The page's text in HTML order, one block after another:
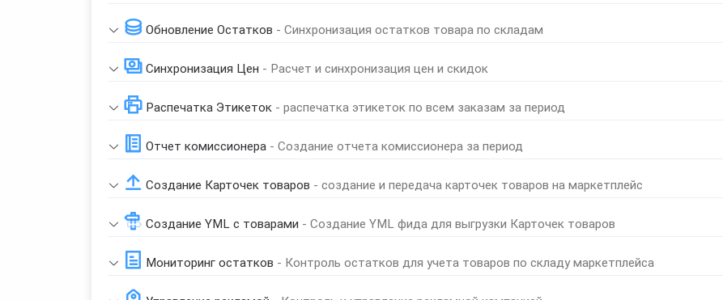
Обновление Остатков - Синхронизация остатков товара по складам
Синхронизация Цен - Расчет и синхронизация цен и скидок
Распечатка Этикеток - распечатка этикеток по всем заказам за период
Отчет комиссионера - Создание отчета комиссионера за период
Создание Карточек товаров - создание и передача карточек товаров на маркетплейс
Создание YML с товарами - Создание YML фида для выгрузки Карточек товаров
Мониторинг остатков - Контроль остатков для учета товаров по складу маркетплейса